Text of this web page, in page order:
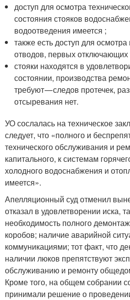
доступ для осмотра
состояния стояков
водоотведения имеется ;
также есть доступ для
отводов, первых отключающих
стояки находятся в
состоянии, производства
требуют — следов протечек,
отсыревания нет.
УО сослалась на техническое
следует, что «полного и
технического обслуживания и
капитального, к системам
холодного водоснабжения и
имеется».
Апелляционный суд отменил
отказал в удовлетворении иска,
необходимость полного
коробов; наличие аварийной
коммуникациями; тот факт, что
наличии люков препятствуют
обслуживанию и ремонту
Кроме того, на общем собрании
принимали решение о